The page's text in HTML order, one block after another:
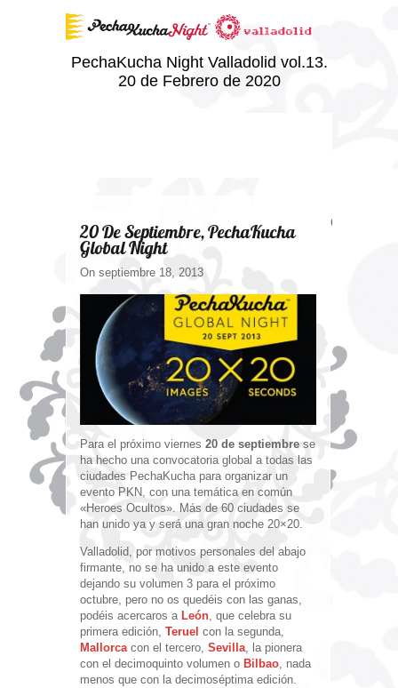
PechaKucha Night Valladolid vol.13.
20 de Febrero de 2020
20 De Septiembre, PechaKucha
Global Night
On septiembre 18, 2013
Para el próximo viernes 20 de septiembre se
ha hecho una convocatoria global a todas las
ciudades PechaKucha para organizar un
evento PKN, con una temática en común
«Heroes Ocultos». Más de 60 ciudades se
han unido ya y será una gran noche 20×20.
Valladolid, por motivos personales del abajo
firmante, no se ha unido a este evento
dejando su volumen 3 para el próximo
octubre, pero no os quedéis con las ganas,
podéis acercaros a León, que celebra su
primera edición, Teruel con la segunda,
Mallorcacon el tercero, Sevilla, la pionera
con el decimoquinto volumen o Bilbao, nada
menos que con la decimoséptima edición.
Comments